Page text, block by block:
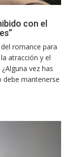
con el
romance para
atracción y el
vez has
debe mantenerse